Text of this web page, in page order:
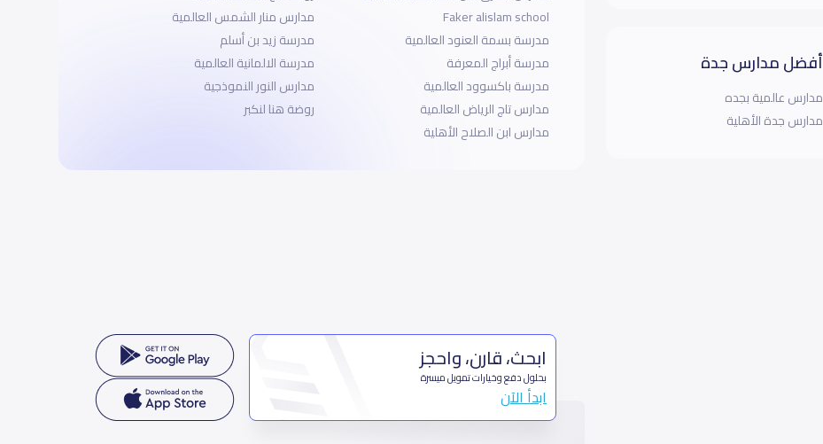
أفضل مدارس جدة
مدارس عالمية بجده
مدارس جدة الأهلية
Faker alislam school
مدرسة بسمة العنود العالمية
مدرسة أبراج المعرفة
مدرسة باكسوود العالمية
مدارس تاج الرياض العالمية
مدارس ابن الصلاح الأهلية
مدارس منار الشمس العالمية
مدرسة زيد بن أسلم
مدرسة الالمانية العالمية
مدارس النور النموذجية
روضة هنا لنكبر
ابحث، قارن، واحجز
بحلول دفع وخيارات تمويل ميسرة
ابدأ الآن